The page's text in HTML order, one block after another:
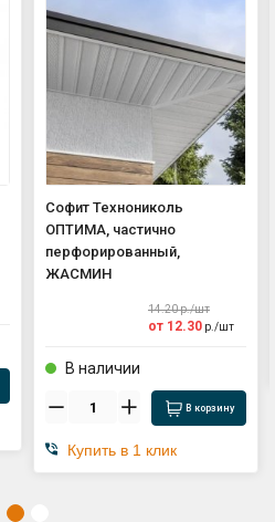
Софит Технониколь
ОПТИМА, частично
перфорированный,
ЖАСМИН
14.20р./шт
от 12.30 р./шт
В наличии
В корзину
Купить в 1 клик